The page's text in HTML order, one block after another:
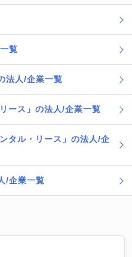
覧
法人/企業一覧
ース」の法人/企業一覧
タル・リース」の法人/企
/企業一覧